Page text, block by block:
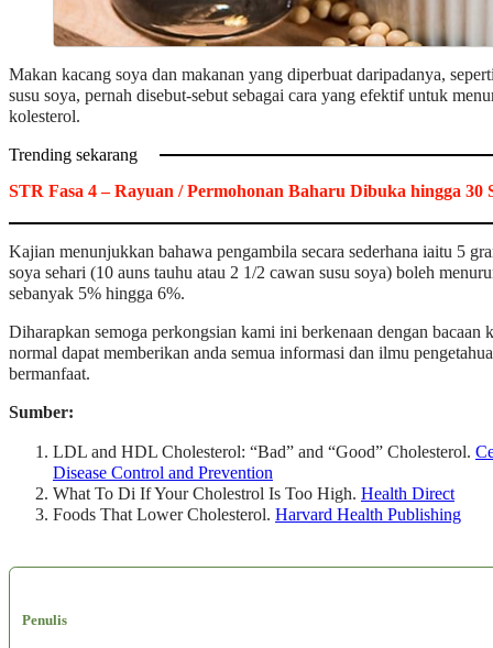
Makan kacang soya dan makanan yang diperbuat daripadanya,
susu soya, pernah disebut-sebut sebagai cara yang efektif untuk
kolesterol.
Trending sekarang
STR Fasa 4 – Rayuan / Permohonan Baharu Dibuka hingga 30
Kajian menunjukkan bahawa pengambila secara sederhana iaitu 5
soya sehari (10 auns tauhu atau 2 1/2 cawan susu soya) boleh
sebanyak 5% hingga 6%.
Diharapkan semoga perkongsian kami ini berkenaan dengan bacaan
normal dapat memberikan anda semua informasi dan ilmu
bermanfaat.
Sumber:
LDL and HDL Cholesterol: “Bad” and “Good” Cholesterol.
Disease Control and Prevention
What To Di If Your Cholestrol Is Too High. Health Direct
Foods That Lower Cholesterol. Harvard Health Publishing
Penulis